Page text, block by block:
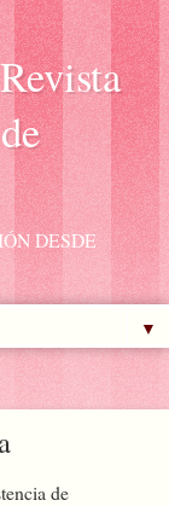
DESDE
▼
de